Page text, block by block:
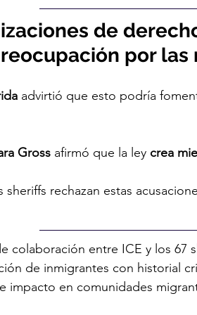
de
por las
advirtió que esto podría
Gross afirmó que la ley crea
rechazan estas
colaboración entre ICE y los 67
de inmigrantes con historial
impacto en comunidades